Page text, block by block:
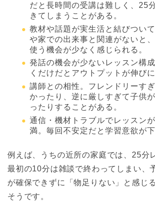
だと長時間の受講は難しく、25
きてしまうことがある。
教材や話題が実生活と結びつい
や家での出来事と関連がないと
使う機会が少なく感じられる。
発話の機会が少ないレッスン構
くだけだとアウトプットが伸びに
講師との相性。フレンドリーす
かったり、逆に厳しすぎて子供
ったりすることがある。
通信・機材トラブルでレッスン
満。毎回不安定だと学習意欲が下
例えば、うちの近所の家庭では、25分
最初の10分は雑談で終わってしまい、
が確保できずに「物足りない」と感じ
そうです。